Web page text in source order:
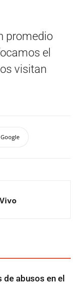
promedio
el
visitan
abusos en el